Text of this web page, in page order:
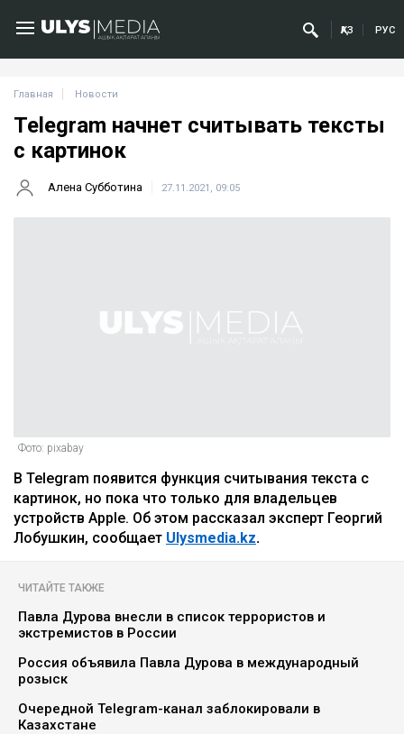
ҚАЗ РУС
Главная Новости
Telegram начнет считывать тексты
с картинок
Алена Субботина 27.11.2021, 09:05
Фото: pixabay
В Telegram появится функция считывания текста с
картинок, но пока что только для владельцев
устройств Apple. Об этом рассказал эксперт Георгий
Лобушкин, сообщает Ulysmedia.kz.
ЧИТАЙТЕ ТАКЖЕ
Павла Дурова внесли в список террористов и
экстремистов в России
Россия объявила Павла Дурова в международный
розыск
Очередной Telegram-канал заблокировали в
Казахстане